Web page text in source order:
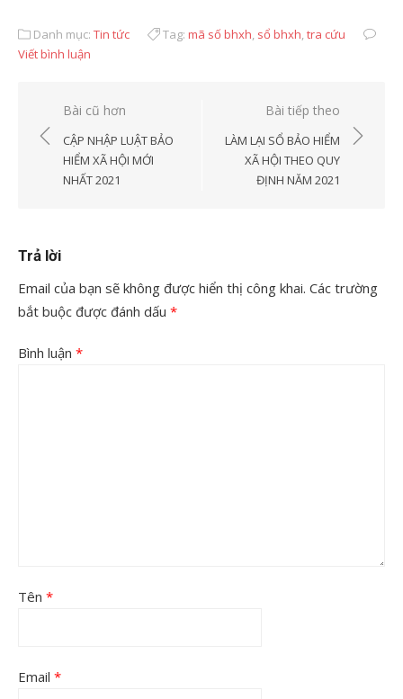
Danh mục: Tin tức Tag: mã số bhxh, sổ bhxh,tra cứu
Viết bình luận
Điều
hướng
viết
Bài cũ hơn
CẬP NHẬP LUẬT BẢO
HIỂM XÃ HỘI MỚI
NHẤT 2021
Bài tiếp theo
LÀM LẠI SỔ BẢO HIỂM
XÃ HỘI THEO QUY
ĐỊNH NĂM 2021
Trả lời
Email của bạn sẽ không được hiển thị công khai. Các trường
bắt buộc được đánh dấu *
Bình luận *
Tên *
Email *